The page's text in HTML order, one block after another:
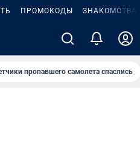
ПРОМОКОДЫ ЗНАКОМСТВА
пропавшего самолета спаслись